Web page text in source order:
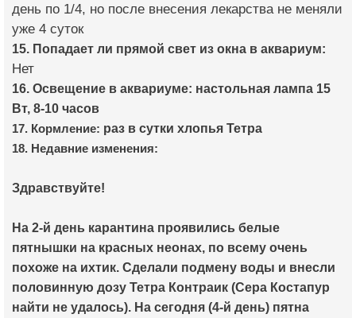
день по 1/4, но после внесения лекарства не меняли
уже 4 суток
15. Попадает ли прямой свет из окна в аквариум:
Нет
16. Освещение в аквариуме: настольная лампа 15
Вт, 8-10 часов
17. Кормление: раз в сутки хлопья Тетра
18. Недавние изменения:
Здравствуйте!
На 2-й день карантина проявились белые
пятнышки на красных неонах, по всему очень
похоже на ихтик. Сделали подмену воды и внесли
половинную дозу Тетра Контраик (Сера Костапур
найти не удалось). На сегодня (4-й день) пятна